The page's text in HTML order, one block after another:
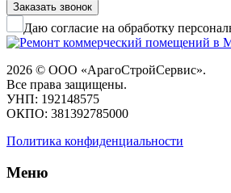
Офис — это сердце
кипят рабочие процессы,
принимаются важные
встречаются клиенты и
имидж бренда. И как любое
офису нужно регулярное
забота.
понимают:обслуживание
Заказать звонок
Даю согласие на обработку
2026 © ООО «АрагоСтройСервис».
Все права защищены.
УНП: 192148575
ОКПО: 381392785000
Политика конфиденциальности
Меню